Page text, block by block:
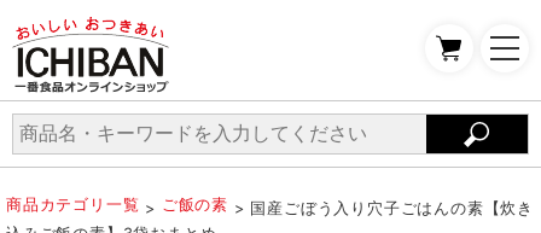
商品カテゴリ一覧 > ご飯の素 > 国産ごぼう入り穴子ごはんの素【炊き